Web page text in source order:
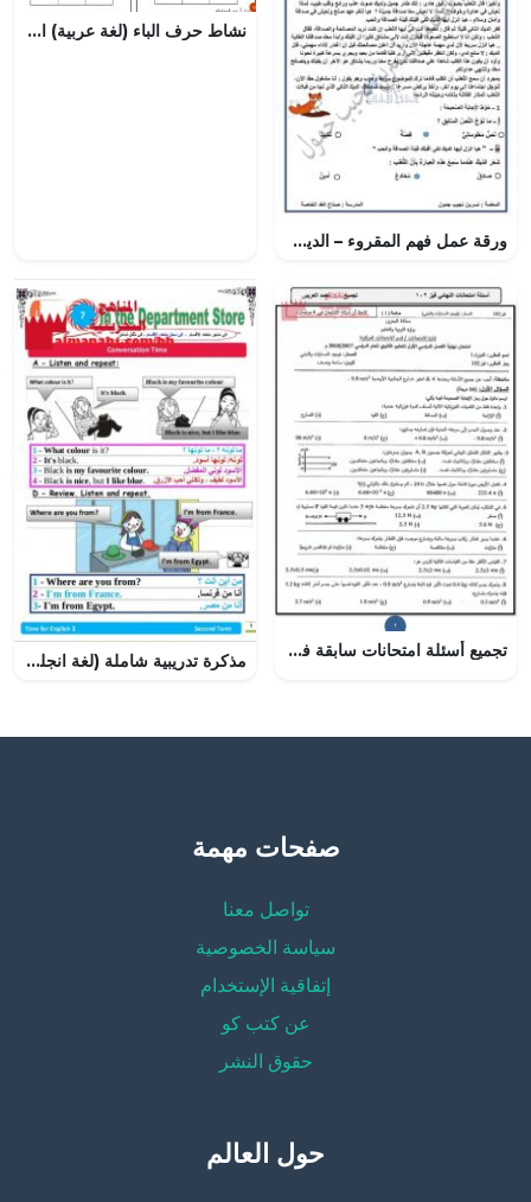
ورقة عمل فهم المقروء – الديك الذكي والثعلب المكار مع الحل, (لغة عربية) الثالث
نشاط حرف الباء (لغة عربية) الأول
تجميع أسئلة امتحانات سابقة فيز 102 مذكرة تدريبية شاملة (لغة انجليزية) الثالث
صفحات مهمة
تواصل معنا
سياسة الخصوصية
إتفاقية الإستخدام
عن كتب كو
حقوق النشر
حول العالم